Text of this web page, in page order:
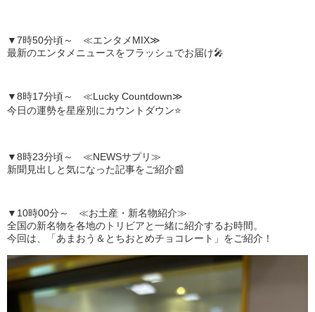
▼7時50分頃～ ≪エンタメMIX≫
最新のエンタメニュースをフラッシュでお届け🎤
▼8時17分頃～ ≪Lucky Countdown≫
今日の運勢を星座別にカウントダウン⭐
▼8時23分頃～ ≪NEWSサプリ≫
新聞見出しと気になった記事をご紹介📰
▼10時00分～ ≪お土産・新名物紹介≫
全国の新名物を各地のトリビアと一緒に紹介するお時間。
今回は、「あまおう＆とちおとめチョコレート」をご紹介！